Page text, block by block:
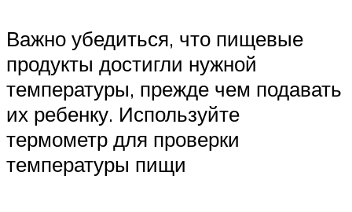
Важно убедиться, что пищевые
продукты достигли нужной
температуры, прежде чем подавать
их ребенку. Используйте
термометр для проверки
температуры пищи